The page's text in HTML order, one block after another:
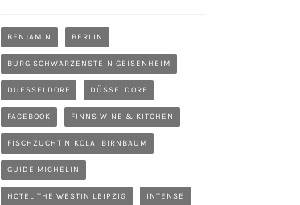
BENJAMIN BERLIN
BURG SCHWARZENSTEIN GEISENHEIM
DUESSELDORF DÜSSELDORF
FACEBOOK FINNS WINE & KITCHEN
FISCHZUCHT NIKOLAI BIRNBAUM
GUIDE MICHELIN
HOTEL THE WESTIN LEIPZIG INTENSE